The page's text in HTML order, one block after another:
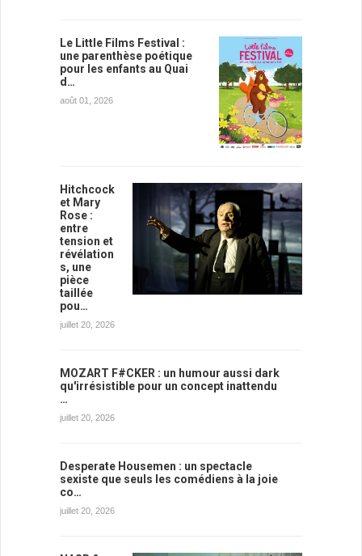
Le Little Films Festival :
une parenthèse poétique
pour les enfants au Quai
d…
août 01, 2026
Hitchcock
et Mary
Rose :
entre
tension et
révélation
s, une
pièce
taillée
pou…
juillet 20, 2026
MOZART F#CKER : un humour aussi dark
qu'irrésistible pour un concept inattendu
…
juillet 20, 2026
Desperate Housemen : un spectacle
sexiste que seuls les comédiens à la joie
co…
juillet 20, 2026